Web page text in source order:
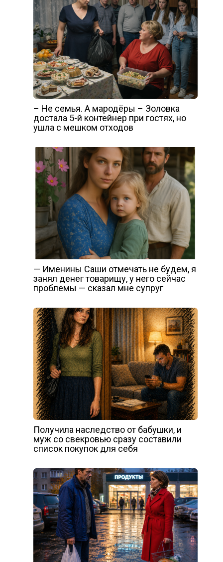
– Не семья. А мародёры – Золовка
достала 5-й контейнер при гостях, но
ушла с мешком отходов
— Именины Саши отмечать не будем, я
занял денег товарищу, у него сейчас
проблемы — сказал мне супруг
Получила наследство от бабушки, и
муж со свекровью сразу составили
список покупок для себя